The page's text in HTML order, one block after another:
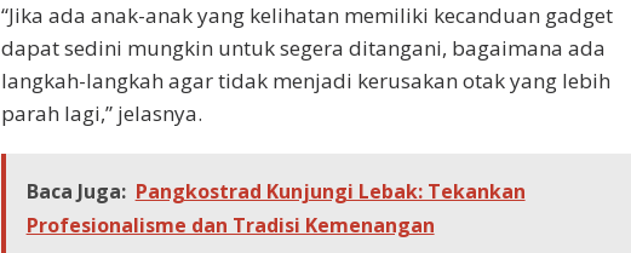
“Jika ada anak-anak yang kelihatan memiliki kecanduan gadget
dapat sedini mungkin untuk segera ditangani, bagaimana ada
langkah-langkah agar tidak menjadi kerusakan otak yang lebih
parah lagi,” jelasnya.
Baca Juga: Pangkostrad Kunjungi Lebak: Tekankan
Profesionalisme dan Tradisi Kemenangan